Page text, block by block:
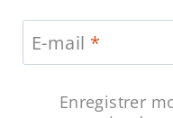
E-mail *
Enregistrer